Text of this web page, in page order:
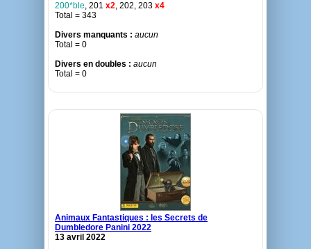
200*ble, 201 x2, 202, 203 x4
Total = 343
Divers manquants : aucun
Total = 0
Divers en doubles : aucun
Total = 0
Animaux Fantastiques : les Secrets de
Dumbledore Panini 2022
13 avril 2022